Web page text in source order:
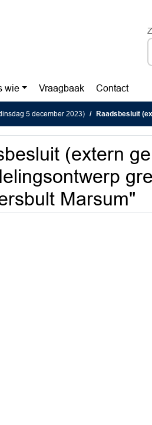
wie Vraagbaak Contact
5 december 2023) Raadsbesluit (extern
(extern
Marsum"